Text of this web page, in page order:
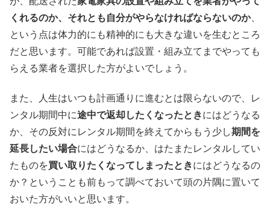
くれるのか、それとも自分がやらなければならないのか、
という点は体力的にも精神的にも大きな違いを生むところ
だと思います。可能であれば設置・組み立てまでやっても
らえる業者を選択した方がよいでしょう。
また、人生はいつも計画通りに進むとは限らないので、レ
ンタル期間中に途中で返却したくなったときにはどうなる
か、その反対にレンタル期間を終えてからもう少し期間を
延長したい場合にはどうなるか、はたまたレンタルしてい
たものを買い取りたくなってしまったときにはどうなるの
か？ということも前もって調べておいて頭の片隅に置いて
おいた方がいいと思います。